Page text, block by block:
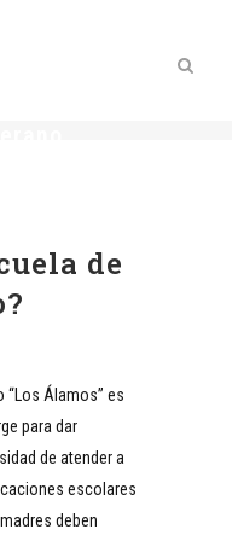
de
“Los Álamos” es
para dar
de atender a
escolares
deben